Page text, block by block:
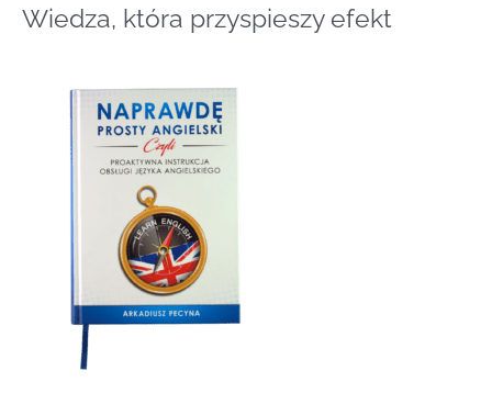
Wiedza, która przyspieszy efekt